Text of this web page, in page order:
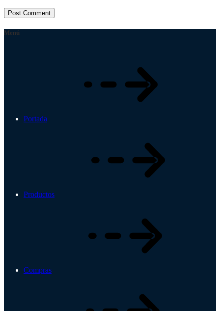
Menú
Portada
Productos
Compras